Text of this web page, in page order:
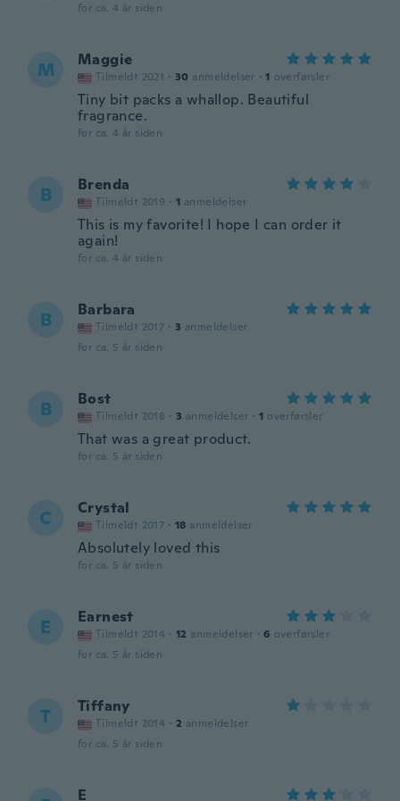
for ca. 4 år siden
M Maggie
Tilmeldt 2021 · 30 anmeldelser · 1 overførsler
Tiny bit packs a whallop. Beautiful
fragrance.
for ca. 4 år siden
B Brenda
Tilmeldt 2019 · 1 anmeldelser
This is my favorite! I hope I can order it
again!
for ca. 4 år siden
B Barbara
Tilmeldt 2017 · 3 anmeldelser
for ca. 5 år siden
B Bost
Tilmeldt 2018 · 3 anmeldelser · 1 overførsler
That was a great product.
for ca. 5 år siden
C Crystal
Tilmeldt 2017 · 18 anmeldelser
Absolutely loved this
for ca. 5 år siden
E Earnest
Tilmeldt 2014 · 12 anmeldelser · 6 overførsler
for ca. 5 år siden
T Tiffany
Tilmeldt 2014 · 2 anmeldelser
for ca. 5 år siden
E